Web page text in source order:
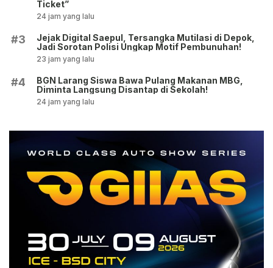
Ticket”
24 jam yang lalu
#3
Jejak Digital Saepul, Tersangka Mutilasi di Depok,
Jadi Sorotan Polisi Ungkap Motif Pembunuhan!
23 jam yang lalu
#4
BGN Larang Siswa Bawa Pulang Makanan MBG,
Diminta Langsung Disantap di Sekolah!
24 jam yang lalu